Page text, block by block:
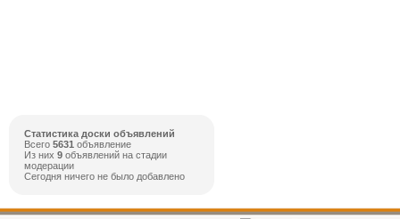
Статистика доски объявлений
Всего 5631 объявление
Из них 9 объявлений на стадии
модерации
Сегодня ничего не было добавлено